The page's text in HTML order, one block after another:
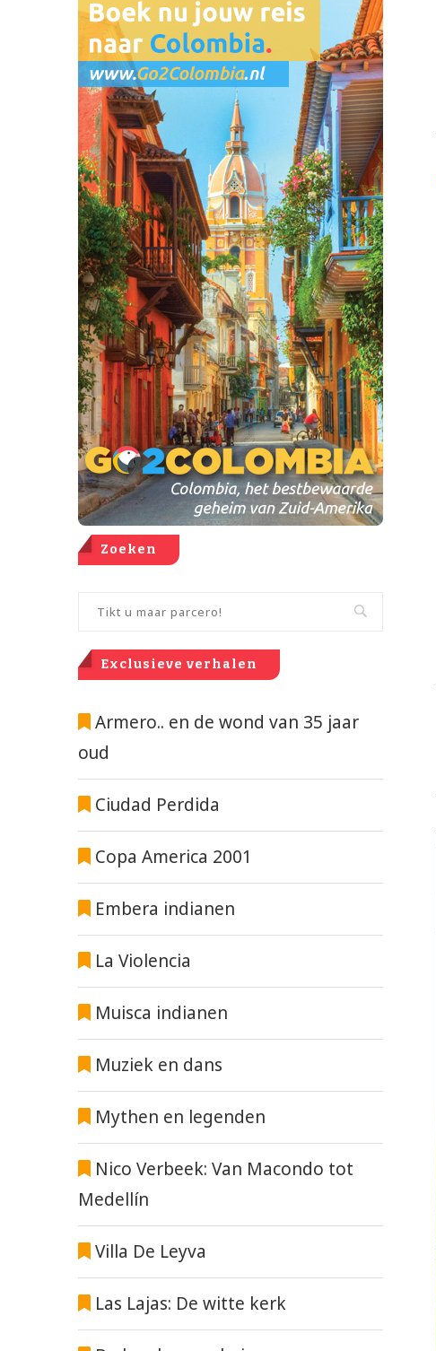
Zoeken
Exclusieve verhalen
Armero.. en de wond van 35 jaar
oud
Ciudad Perdida
Copa America 2001
Embera indianen
La Violencia
Muisca indianen
Muziek en dans
Mythen en legenden
Nico Verbeek: Van Macondo tot
Medellín
Villa De Leyva
Las Lajas: De witte kerk